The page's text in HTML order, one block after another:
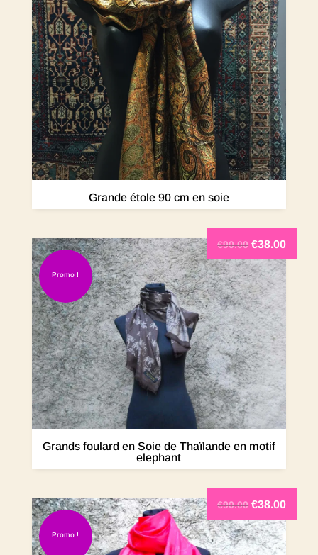
Grande étole 90 cm en soie
Promo !
Grands foulard en Soie de Thaïlande en motif
elephant
€90.00 €38.00
Promo !
€90.00 €38.00